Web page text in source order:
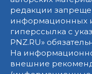
редакции
информационных
гиперссылка с
PNZ.RU»
На
внешние